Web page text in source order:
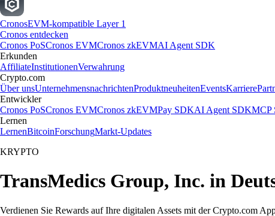
CronosEVM-kompatible Layer 1
Cronos entdecken
Cronos PoSCronos EVMCronos zkEVMAI Agent SDK
Erkunden
AffiliateInstitutionenVerwahrung
Crypto.com
Über unsUnternehmensnachrichtenProduktneuheitenEventsKarriere
Entwickler
Cronos PoSCronos EVMCronos zkEVMPay SDKAI Agent SDKMCP
Lernen
LernenBitcoinForschungMarkt-Updates
KRYPTO
TransMedics Group, Inc. in
Verdienen Sie Rewards auf Ihre digitalen Assets mit der Crypto.com